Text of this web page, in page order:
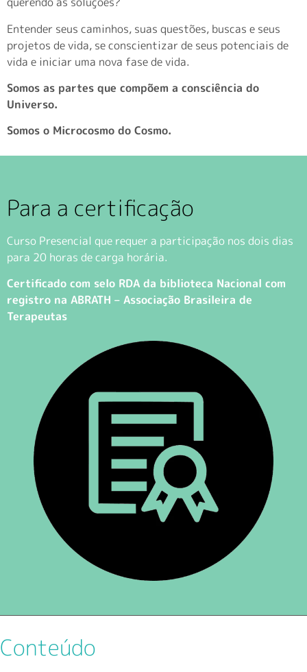
Entender seus caminhos, suas questões, buscas e seus
projetos de vida, se conscientizar de seus potenciais de
vida e iniciar uma nova fase de vida.
Somos as partes que compõem a consciência do
Universo.
Somos o Microcosmo do Cosmo.
Para a certificação
Curso Presencial que requer a participação nos dois dias
para 20 horas de carga horária.
Certificado com selo RDA da biblioteca Nacional com
registro na ABRATH – Associação Brasileira de
Terapeutas
Conteúdo